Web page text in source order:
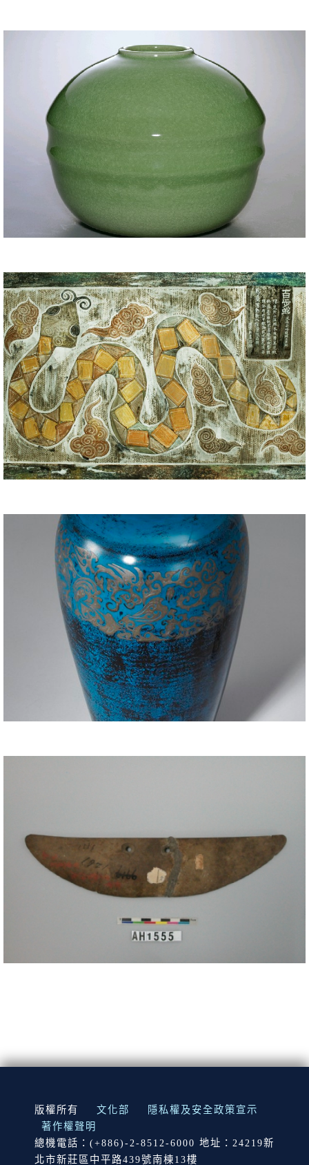
:::
版權所有 文化部
隱私權及安全政策宣示
著作權聲明
總機電話：(+886)-2-8512-6000 地址：24219新
北市新莊區中平路439號南棟13樓